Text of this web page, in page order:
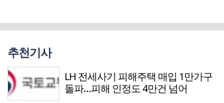
추천기사
LH 전세사기 피해주택 매입 1만가구
돌파…피해 인정도 4만건 넘어